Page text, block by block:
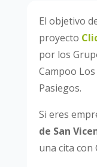
El objetivo
proyecto
por los
Campoo
Pasiegos.
Si eres
de San
una cita con